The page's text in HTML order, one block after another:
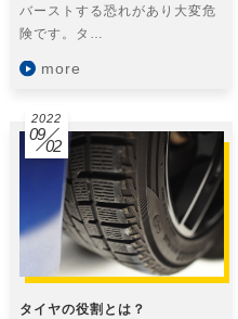
バーストする恐れがあり大変危
険です。タ…
more
2022
09
02
タイヤの役割とは？